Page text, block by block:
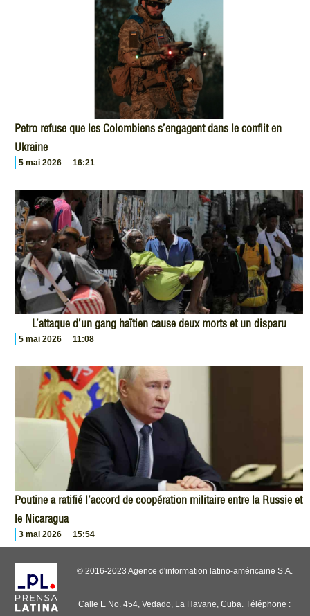
Petro refuse que les Colombiens s’engagent dans le conflit en
Ukraine
5 mai 2026 16:21
L’attaque d’un gang haïtien cause deux morts et un disparu
5 mai 2026 11:08
Poutine a ratifié l’accord de coopération militaire entre la Russie et
le Nicaragua
3 mai 2026 15:54
© 2016-2023 Agence d'information latino-américaine S.A.
Calle E No. 454, Vedado, La Havane, Cuba. Téléphone :